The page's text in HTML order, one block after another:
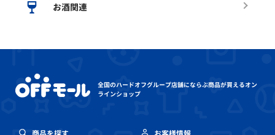
お酒関連
全国のハードオフグループ店舗にならぶ商品が買えるオン
ラインショップ